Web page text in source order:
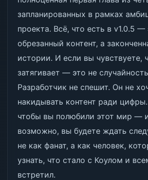
запланированных в рамках
проекта. Всё, что есть в v1.0.5 —
обрезанный контент, а
истории. И если вы чувствуете,
затягивает — это не
Разработчик не спешит. Он не
накидывать контент ради
чтобы вы полюбили этот мир —
возможно, вы будете ждать
не как фанат, а как человек,
узнать, что стало с Коулом и
встретил.